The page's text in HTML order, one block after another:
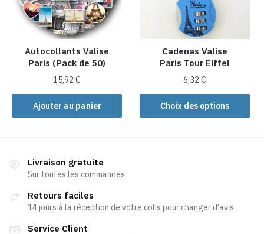
être
choisies
sur
la
page
du
produit
Autocollants Valise
Paris (Pack de 50)
15,92€
Ajouter au panier
Cadenas Valise
Paris Tour Eiffel
6,32€
Choix des options
Ce
produit
peuvent
être
Livraison gratuite
Sur toutes les commandes
Retours faciles
14 jours à la réception de votre colis pour changer d'avis
Service Client